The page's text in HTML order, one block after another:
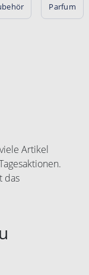
Parfum
Artikel
das